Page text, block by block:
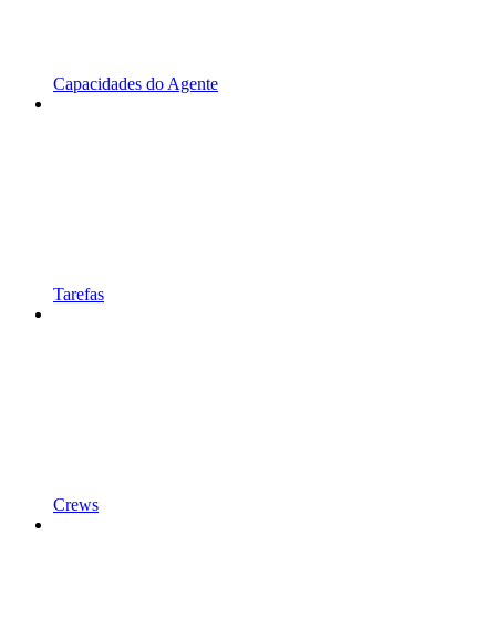
Capacidades do Agente
Tarefas
Crews